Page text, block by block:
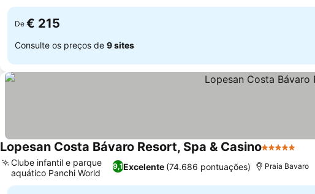
De € 215
Consulte os preços de 9 sites
Lopesan Costa Bávaro Resort, Spa & Casino5 Estrelas
9,1Excelente (74.686 pontuações)
Clube infantil e parque
aquático Panchi World
Praia Bavaro